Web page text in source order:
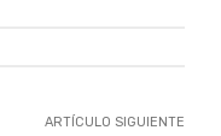
ARTÍCULO SIGUIENTE